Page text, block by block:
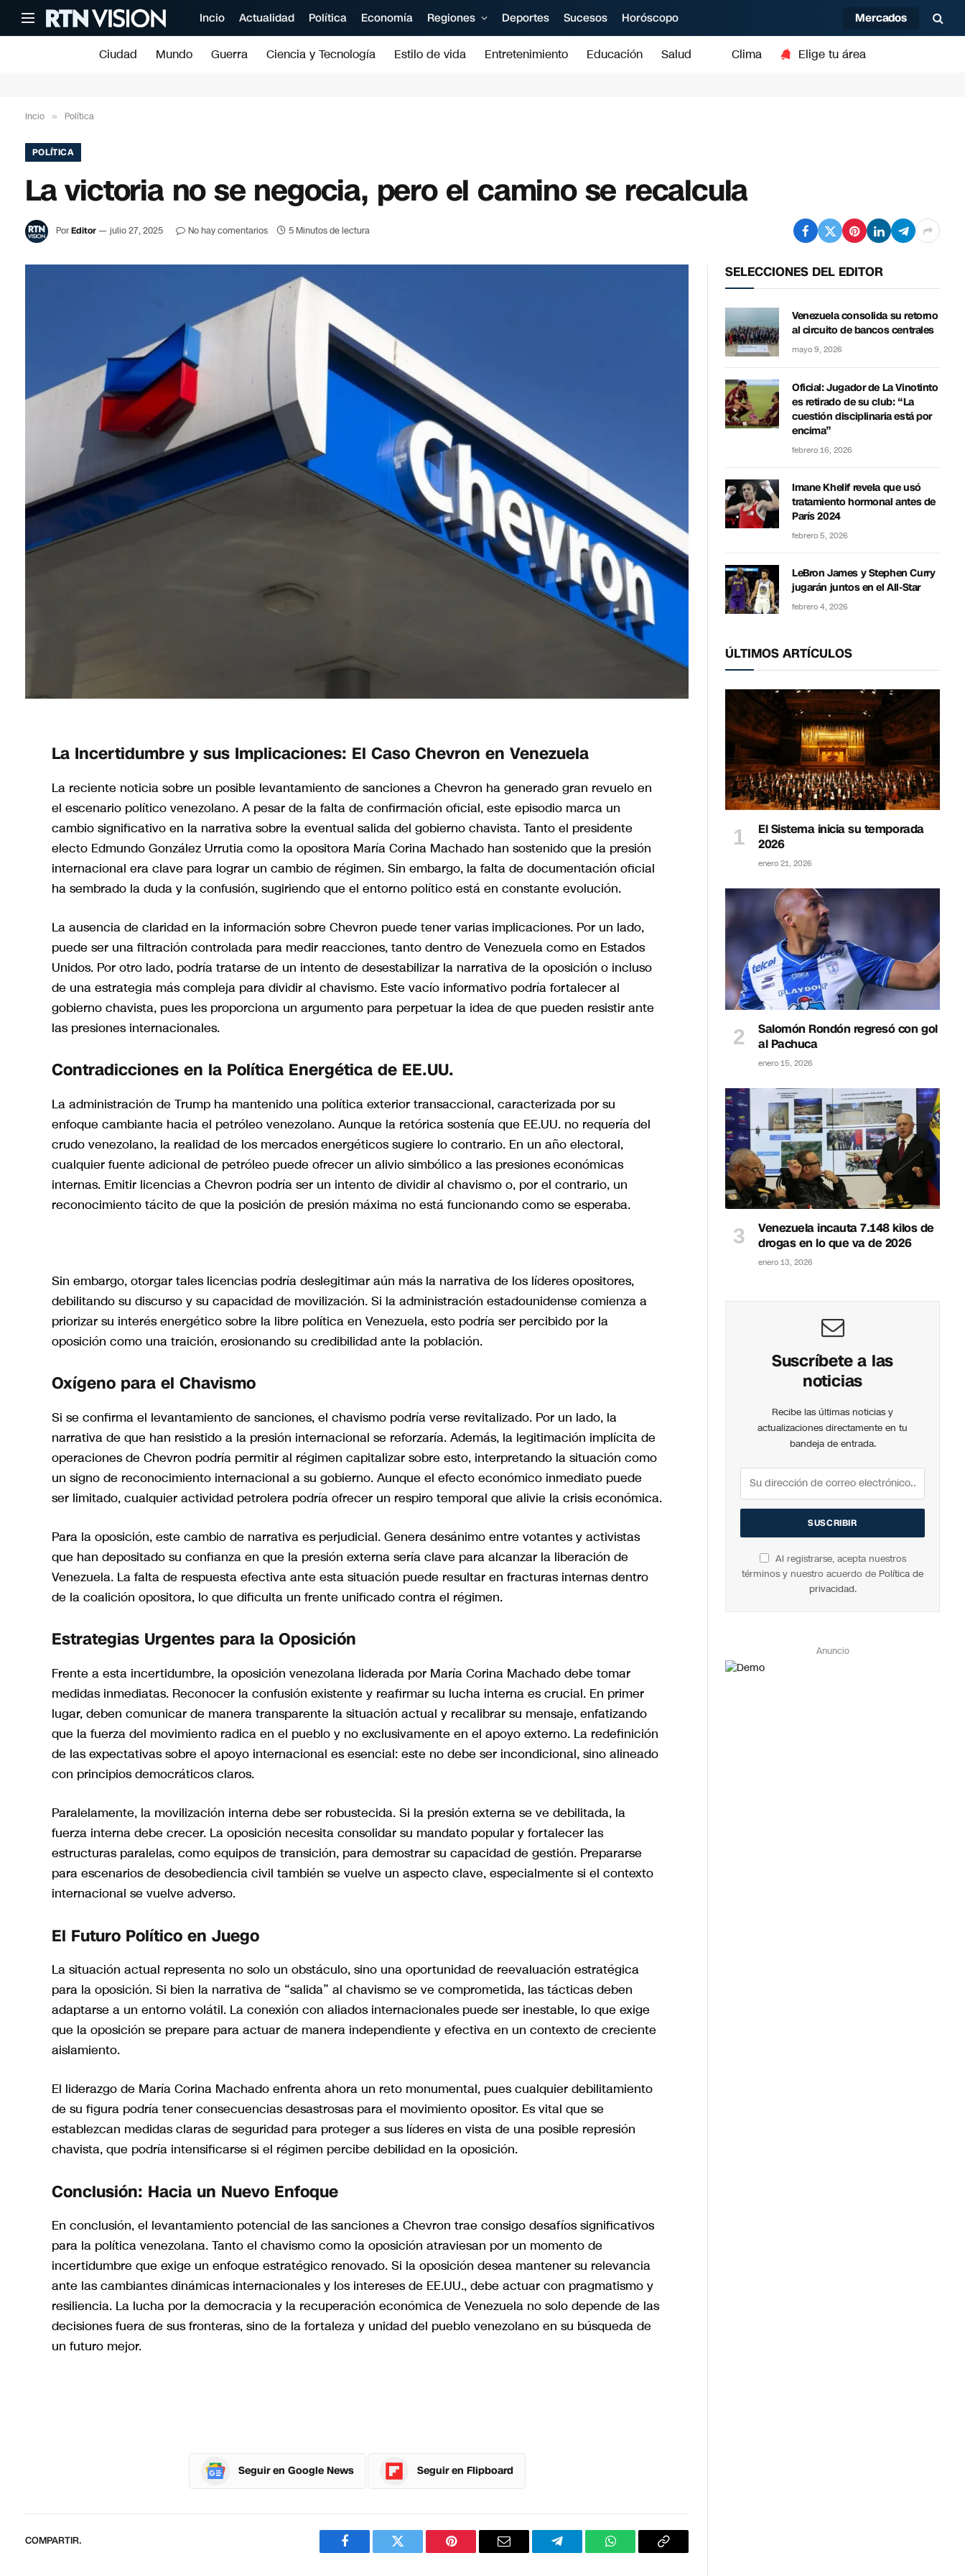
Incio Actualidad Política Economía Regiones Deportes Sucesos Horóscopo Mercados
Ciudad Mundo Guerra Ciencia y Tecnología Estilo de vida Entretenimiento Educación Salud Clima Elige tu área
Incio » Política
POLÍTICA
La victoria no se negocia, pero el camino se recalcula
PorEditor julio 27, 2025 No hay comentarios 5 Minutos de lectura
La Incertidumbre y sus Implicaciones: El Caso Chevron en Venezuela
La reciente noticia sobre un posible levantamiento de sanciones a Chevron ha generado gran revuelo en
el escenario político venezolano. A pesar de la falta de confirmación oficial, este episodio marca un
cambio significativo en la narrativa sobre la eventual salida del gobierno chavista. Tanto el presidente
electo Edmundo González Urrutia como la opositora María Corina Machado han sostenido que la presión
internacional era clave para lograr un cambio de régimen. Sin embargo, la falta de documentación oficial
ha sembrado la duda y la confusión, sugiriendo que el entorno político está en constante evolución.
La ausencia de claridad en la información sobre Chevron puede tener varias implicaciones. Por un lado,
puede ser una filtración controlada para medir reacciones, tanto dentro de Venezuela como en Estados
Unidos. Por otro lado, podría tratarse de un intento de desestabilizar la narrativa de la oposición o incluso
de una estrategia más compleja para dividir al chavismo. Este vacío informativo podría fortalecer al
gobierno chavista, pues les proporciona un argumento para perpetuar la idea de que pueden resistir ante
las presiones internacionales.
Contradicciones en la Política Energética de EE.UU.
La administración de Trump ha mantenido una política exterior transaccional, caracterizada por su
enfoque cambiante hacia el petróleo venezolano. Aunque la retórica sostenía que EE.UU. no requería del
crudo venezolano, la realidad de los mercados energéticos sugiere lo contrario. En un año electoral,
cualquier fuente adicional de petróleo puede ofrecer un alivio simbólico a las presiones económicas
internas. Emitir licencias a Chevron podría ser un intento de dividir al chavismo o, por el contrario, un
reconocimiento tácito de que la posición de presión máxima no está funcionando como se esperaba.
Sin embargo, otorgar tales licencias podría deslegitimar aún más la narrativa de los líderes opositores,
debilitando su discurso y su capacidad de movilización. Si la administración estadounidense comienza a
priorizar su interés energético sobre la libre política en Venezuela, esto podría ser percibido por la
oposición como una traición, erosionando su credibilidad ante la población.
Oxígeno para el Chavismo
Si se confirma el levantamiento de sanciones, el chavismo podría verse revitalizado. Por un lado, la
narrativa de que han resistido a la presión internacional se reforzaría. Además, la legitimación implícita de
operaciones de Chevron podría permitir al régimen capitalizar sobre esto, interpretando la situación como
un signo de reconocimiento internacional a su gobierno. Aunque el efecto económico inmediato puede
ser limitado, cualquier actividad petrolera podría ofrecer un respiro temporal que alivie la crisis económica.
Para la oposición, este cambio de narrativa es perjudicial. Genera desánimo entre votantes y activistas
que han depositado su confianza en que la presión externa sería clave para alcanzar la liberación de
Venezuela. La falta de respuesta efectiva ante esta situación puede resultar en fracturas internas dentro
de la coalición opositora, lo que dificulta un frente unificado contra el régimen.
Estrategias Urgentes para la Oposición
Frente a esta incertidumbre, la oposición venezolana liderada por María Corina Machado debe tomar
medidas inmediatas. Reconocer la confusión existente y reafirmar su lucha interna es crucial. En primer
lugar, deben comunicar de manera transparente la situación actual y recalibrar su mensaje, enfatizando
que la fuerza del movimiento radica en el pueblo y no exclusivamente en el apoyo externo. La redefinición
de las expectativas sobre el apoyo internacional es esencial: este no debe ser incondicional, sino alineado
con principios democráticos claros.
Paralelamente, la movilización interna debe ser robustecida. Si la presión externa se ve debilitada, la
fuerza interna debe crecer. La oposición necesita consolidar su mandato popular y fortalecer las
estructuras paralelas, como equipos de transición, para demostrar su capacidad de gestión. Prepararse
para escenarios de desobediencia civil también se vuelve un aspecto clave, especialmente si el contexto
internacional se vuelve adverso.
El Futuro Político en Juego
La situación actual representa no solo un obstáculo, sino una oportunidad de reevaluación estratégica
para la oposición. Si bien la narrativa de “salida” al chavismo se ve comprometida, las tácticas deben
adaptarse a un entorno volátil. La conexión con aliados internacionales puede ser inestable, lo que exige
que la oposición se prepare para actuar de manera independiente y efectiva en un contexto de creciente
aislamiento.
El liderazgo de María Corina Machado enfrenta ahora un reto monumental, pues cualquier debilitamiento
de su figura podría tener consecuencias desastrosas para el movimiento opositor. Es vital que se
establezcan medidas claras de seguridad para proteger a sus líderes en vista de una posible represión
chavista, que podría intensificarse si el régimen percibe debilidad en la oposición.
Conclusión: Hacia un Nuevo Enfoque
En conclusión, el levantamiento potencial de las sanciones a Chevron trae consigo desafíos significativos
para la política venezolana. Tanto el chavismo como la oposición atraviesan por un momento de
incertidumbre que exige un enfoque estratégico renovado. Si la oposición desea mantener su relevancia
ante las cambiantes dinámicas internacionales y los intereses de EE.UU., debe actuar con pragmatismo y
resiliencia. La lucha por la democracia y la recuperación económica de Venezuela no solo depende de las
decisiones fuera de sus fronteras, sino de la fortaleza y unidad del pueblo venezolano en su búsqueda de
un futuro mejor.
Seguir en Google News Seguir en Flipboard
COMPARTIR.
FacebookTwitter PinterestCorreo
TelegramWhatsAppCopiar
SELECCIONES DEL EDITOR
Venezuela consolida su retorno
al circuito de bancos centrales
mayo 9, 2026
Oficial: Jugador de La Vinotinto
es retirado de su club: “La
cuestión disciplinaria está por
encima”
febrero 16, 2026
Imane Khelif revela que usó
tratamiento hormonal antes de
París 2024
febrero 5, 2026
LeBron James y Stephen Curry
jugarán juntos en el All-Star
febrero 4, 2026
ÚLTIMOS ARTÍCULOS
El Sistema inicia su temporada
2026
enero 21, 2026
Salomón Rondón regresó con gol
al Pachuca
enero 15, 2026
Venezuela incauta 7.148 kilos de
drogas en lo que va de 2026
enero 13, 2026
Suscríbete a las
noticias
Recibe las últimas noticias y
actualizaciones directamente en tu
bandeja de entrada.
Al registrarse, acepta nuestros
términos y nuestro acuerdo de Política de
privacidad.
Anuncio